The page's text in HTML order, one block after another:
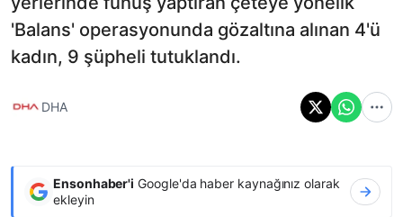
'Balans' operasyonunda gözaltına alınan 4'ü
kadın, 9 şüpheli tutuklandı.
DHA
Ensonhaber'i Google'da haber kaynağınız olarak
ekleyin